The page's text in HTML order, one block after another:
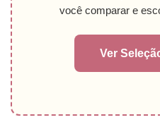
você comparar e
Ver